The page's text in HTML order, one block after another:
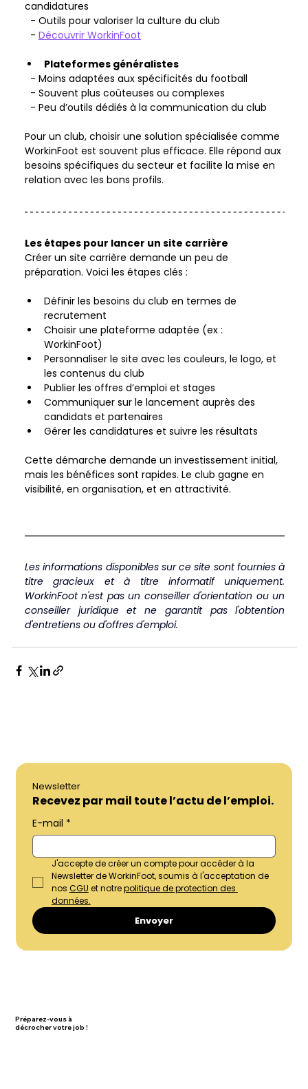
candidatures
  - Outils pour valoriser la culture du club
  -
Découvrir WorkinFoot
Plateformes généralistes
  - Moins adaptées aux spécificités du football
  - Souvent plus coûteuses ou complexes
  - Peu d’outils dédiés à la communication du club
Pour un club, choisir une solution spécialisée comme
WorkinFoot est souvent plus efficace. Elle répond aux
besoins spécifiques du secteur et facilite la mise en
relation avec les bons profils.
Les étapes pour lancer un site carrière
Créer un site carrière demande un peu de
préparation. Voici les étapes clés :
Définir les besoins du club en termes de
recrutement
Choisir une plateforme adaptée (ex :
WorkinFoot)
Personnaliser le site avec les couleurs, le logo, et
les contenus du club
Publier les offres d’emploi et stages
Communiquer sur le lancement auprès des
candidats et partenaires
Gérer les candidatures et suivre les résultats
Cette démarche demande un investissement initial,
mais les bénéfices sont rapides. Le club gagne en
visibilité, en organisation, et en attractivité.
Les informations disponibles sur ce site sont fournies à
titre gracieux et à titre informatif uniquement.
WorkinFoot n'est pas un conseiller d'orientation ou un
conseiller juridique et ne garantit pas l'obtention
d'entretiens ou d'offres d'emploi.
Newsletter
Recevez par mail toute l’actu de l’emploi.
E-mail *
J'accepte de créer un compte pour accéder à la
Newsletter de WorkinFoot, soumis à l'acceptation de
nos CGU et notre politique de protection des
données.
Envoyer
Préparez-vous à
décrocher votre job !